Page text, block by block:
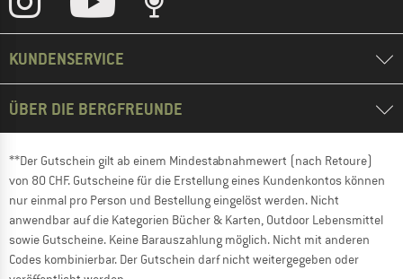
KUNDENSERVICE
ÜBER DIE BERGFREUNDE
**Der Gutschein gilt ab einem Mindestabnahmewert (nach Retoure)
von 80 CHF. Gutscheine für die Erstellung eines Kundenkontos können
nur einmal pro Person und Bestellung eingelöst werden. Nicht
anwendbar auf die Kategorien Bücher & Karten, Outdoor Lebensmittel
sowie Gutscheine. Keine Barauszahlung möglich. Nicht mit anderen
Codes kombinierbar. Der Gutschein darf nicht weitergegeben oder